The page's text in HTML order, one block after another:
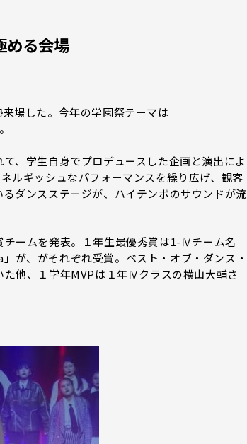
める会場
場した。今年の学園祭テーマは
、学生自身でプロデュースした企画と演出によ
ルギッシュなパフォーマンスを繰り広げ、観客
ダンスステージが、ハイテンポのサウンドが流
ームを発表。１年生最優秀賞は1-Ⅳチーム名
が、がそれぞれ受賞。ベスト・オブ・ダンス・
他、１学年MVPは１年Ⅳクラスの横山大輔さ